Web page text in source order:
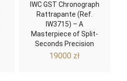
IWC GST Chronograph
Rattrapante (Ref.
IW3715) – A
Masterpiece of Split-
Seconds Precision
19000 zł